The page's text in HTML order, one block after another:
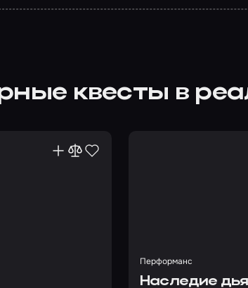
квесты в
Перформанс
Наследие